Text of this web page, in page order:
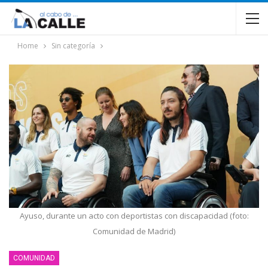
Home Sin categoría
Ayuso, durante un acto con deportistas con discapacidad (foto:
Comunidad de Madrid)
COMUNIDAD